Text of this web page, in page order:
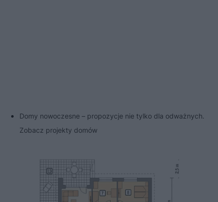
Domy nowoczesne – propozycje nie tylko dla odważnych.
Zobacz projekty domów